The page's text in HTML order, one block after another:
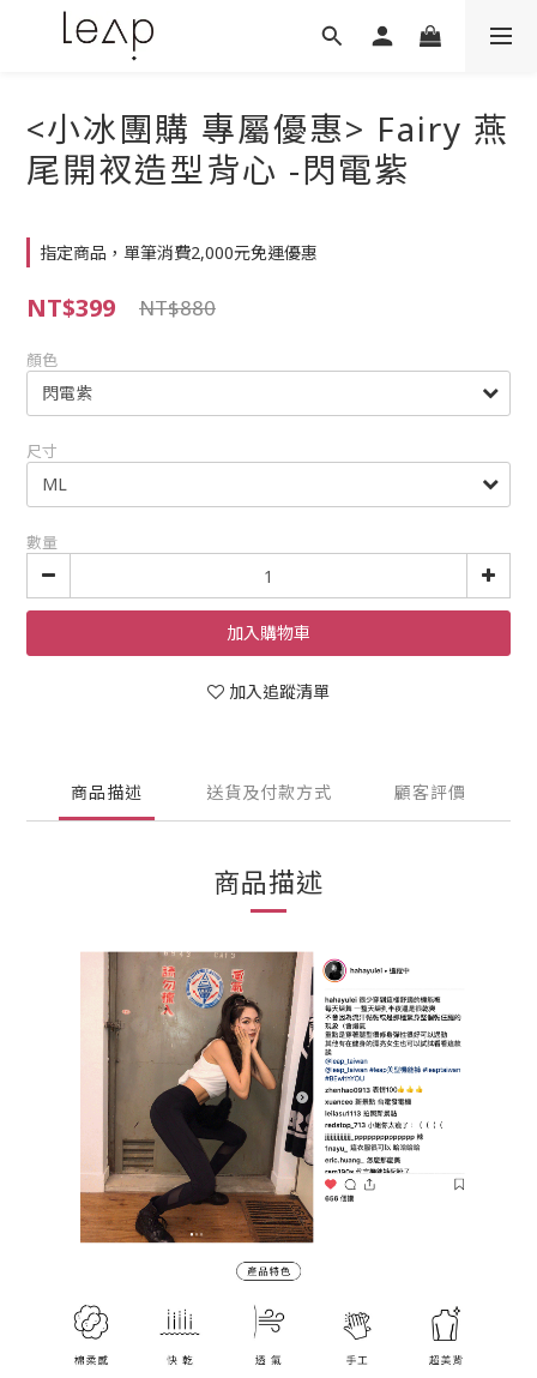
<小冰團購 專屬優惠> Fairy 燕
尾開衩造型背心 -閃電紫
指定商品，單筆消費2,000元免運優惠
NT$399 NT$880
顏色
尺寸
數量
加入購物車
加入追蹤清單
商品描述 送貨及付款方式 顧客評價
商品描述